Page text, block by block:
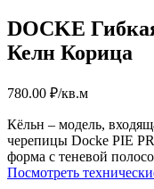
DOCKE
Келн Корица
780.00 ₽/кв.м
Кёльн – модель,
черепицы Docke PIE
форма с теневой
Посмотреть